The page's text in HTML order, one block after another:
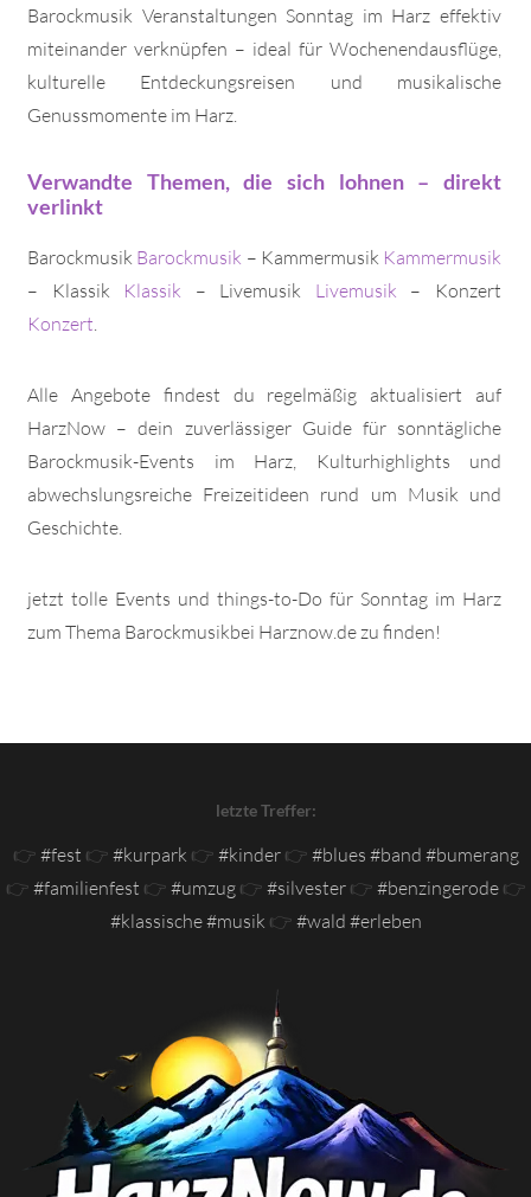
Barockmusik Veranstaltungen Sonntag im Harz effektiv
miteinander verknüpfen – ideal für Wochenendausflüge,
kulturelle Entdeckungsreisen und musikalische
Genussmomente im Harz.
Verwandte Themen, die sich lohnen – direkt
verlinkt
Barockmusik Barockmusik – Kammermusik Kammermusik
– Klassik Klassik – Livemusik Livemusik – Konzert
Konzert
Alle Angebote findest du regelmäßig aktualisiert auf
HarzNow – dein zuverlässiger Guide für sonntägliche
Barockmusik-Events im Harz, Kulturhighlights und
abwechslungsreiche Freizeitideen rund um Musik und
Geschichte.
jetzt tolle Events und things-to-Do für Sonntag im Harz
zum Thema Barockmusikbei Harznow.de zu finden!
letzte Treffer:
👉 #fest 👉 #kurpark 👉 #kinder👉 #blues #band #bumerang
👉 #familienfest 👉 #umzug👉 #silvester👉 #benzingerode👉
#klassische #musik 👉 #wald #erleben